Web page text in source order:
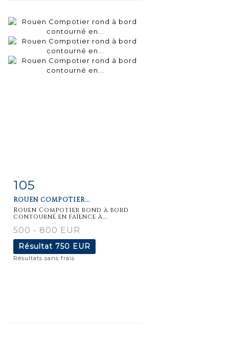
105
ROUEN COMPOTIER...
Rouen Compotier rond à bord
contourné en faïence à...
500 - 800 EUR
Résultat 750 EUR
Résultats sans frais